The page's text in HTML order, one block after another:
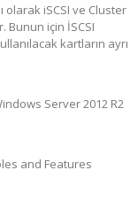
olarak iSCSI ve Cluster
Bunun için İSCSI
kartların ayrı
Server 2012 R2
and Features